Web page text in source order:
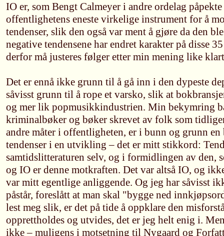
IO er, som Bengt Calmeyer i andre ordelag
offentlighetens eneste virkelige instrument for å
tendenser, slik den også var ment å gjøre da den
negative tendensene har endret karakter på disse
derfor må justeres følger etter min mening like
Det er ennå ikke grunn til å gå inn i den dypeste
såvisst grunn til å rope et varsko, slik at
og mer lik popmusikkindustrien. Min bekymring
kriminalbøker og bøker skrevet av folk som
andre måter i offentligheten, er i bunn og grunn
tendenser i en utvikling – det er mitt stikkord:
samtidslitteraturen selv, og i formidlingen av den,
og IO er denne motkraften. Det var altså IO, og
var mitt egentlige anliggende. Og jeg har såvisst
påstår, foreslått at man skal "bygge ned
lest meg slik, er det på tide å oppklare den
opprettholdes og utvides, det er jeg helt enig i.
ikke – muligens i motsetning til Nygaard og